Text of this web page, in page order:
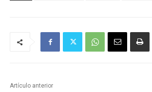
Artículo anterior